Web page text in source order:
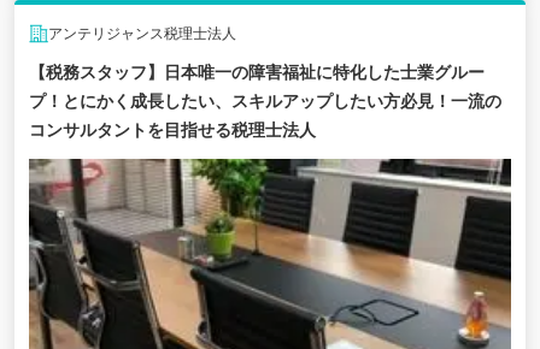
アンテリジャンス税理士法人
【税務スタッフ】日本唯一の障害福祉に特化した士業グルー
プ！とにかく成長したい、スキルアップしたい方必見！一流の
コンサルタントを目指せる税理士法人